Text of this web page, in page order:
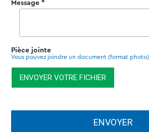
Message *
Pièce jointe
Vous pouvez joindre un document (format photo)
ENVOYER VOTRE FICHIER
ENVOYER